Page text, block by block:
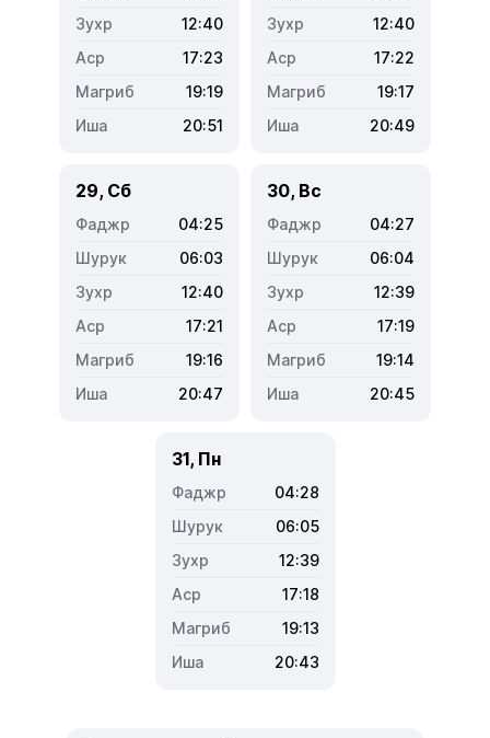
12:40
17:23
19:19
20:51
12:40
17:22
19:17
20:49
29, Сб
04:25
06:03
12:40
17:21
19:16
20:47
30, Вс
04:27
06:04
12:39
17:19
19:14
20:45
31, Пн
04:28
06:05
12:39
17:18
19:13
20:43